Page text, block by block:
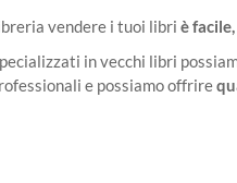
vendere i tuoi libri è
in vecchi libri
e possiamo offrire